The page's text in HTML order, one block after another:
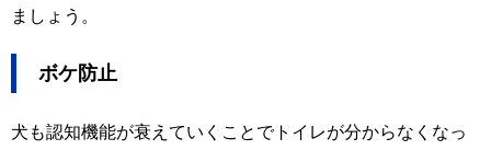
ましょう。
ボケ防止
犬も認知機能が衰えていくことでトイレが分からなくなっ